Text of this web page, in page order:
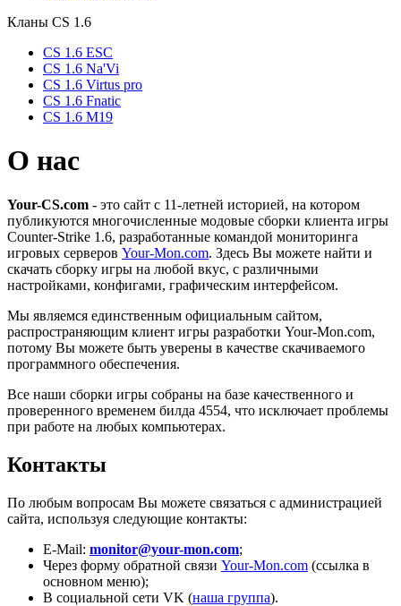
Кланы СS 1.6
CS 1.6 ESC
CS 1.6 Na'Vi
CS 1.6 Virtus pro
CS 1.6 Fnatic
CS 1.6 M19
О нас
Your-CS.com - это сайт с 11-летней историей, на котором
публикуются многочисленные модовые сборки клиента игры
Counter-Strike 1.6, разработанные командой мониторинга
игровых серверов Your-Mon.com. Здесь Вы можете найти и
скачать сборку игры на любой вкус, с различными
настройками, конфигами, графическим интерфейсом.
Мы являемся единственным официальным сайтом,
распространяющим клиент игры разработки Your-Mon.com,
потому Вы можете быть уверены в качестве скачиваемого
программного обеспечения.
Все наши сборки игры собраны на базе качественного и
проверенного временем билда 4554, что исключает проблемы
при работе на любых компьютерах.
Контакты
По любым вопросам Вы можете связаться с администрацией
сайта, используя следующие контакты:
E-Mail: monitor@your-mon.com;
Через форму обратной связи Your-Mon.com (ссылка в
основном меню);
В социальной сети VK (наша группа).